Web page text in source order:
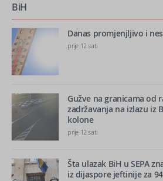
BiH
Danas promjenjljivo i
prije 12 sati
Gužve na granicama od
zadržavanja na izlazu iz
kolone
prije 12 sati
Šta ulazak BiH u SEPA
iz dijaspore jeftinije za